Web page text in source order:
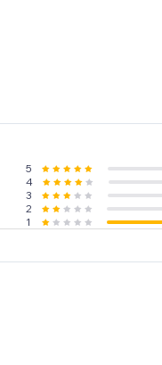
5
4
3
2
1